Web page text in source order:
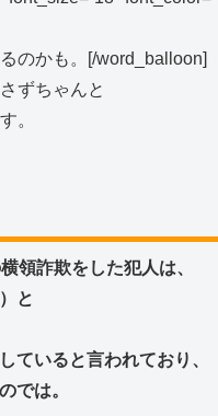
のかも。[/word_balloon]
ずちゃんと
。
領詐欺をした犯人は、
と
ていると言われており、
では。